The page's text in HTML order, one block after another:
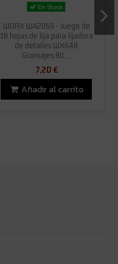
En Stock
WORX WA2069 - Juego de
18 hojas de lija para lijadora
de detalles WX648
Gramajes 80,...
7,20 €
Añadir al carrito